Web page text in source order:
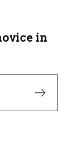
in